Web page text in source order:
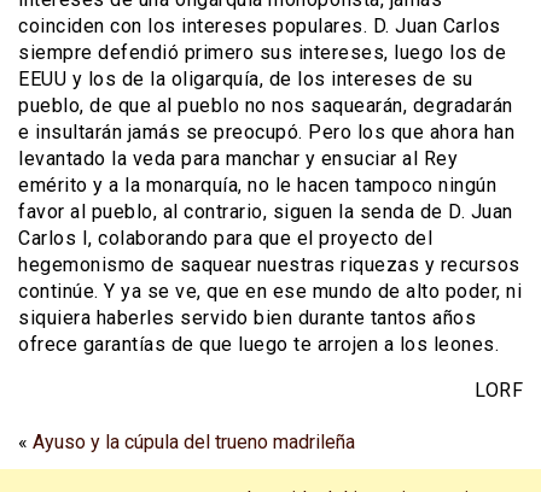
coinciden con los intereses populares. D. Juan Carlos
siempre defendió primero sus intereses, luego los de
EEUU y los de la oligarquía, de los intereses de su
pueblo, de que al pueblo no nos saquearán, degradarán
e insultarán jamás se preocupó. Pero los que ahora han
levantado la veda para manchar y ensuciar al Rey
emérito y a la monarquía, no le hacen tampoco ningún
favor al pueblo, al contrario, siguen la senda de D. Juan
Carlos I, colaborando para que el proyecto del
hegemonismo de saquear nuestras riquezas y recursos
continúe. Y ya se ve, que en ese mundo de alto poder, ni
siquiera haberles servido bien durante tantos años
ofrece garantías de que luego te arrojen a los leones.
LORF
« Ayuso y la cúpula del trueno madrileña